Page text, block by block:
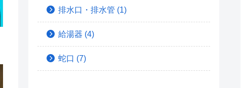
排水口・排水管 (1)
給湯器 (4)
蛇口 (7)